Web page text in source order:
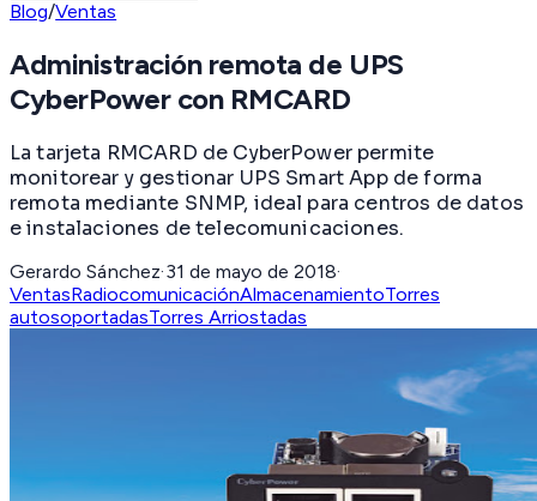
Blog/Ventas
Administración remota de UPS
CyberPower con RMCARD
La tarjeta RMCARD de CyberPower permite
monitorear y gestionar UPS Smart App de forma
remota mediante SNMP, ideal para centros de datos
e instalaciones de telecomunicaciones.
Gerardo Sánchez·31 de mayo de 2018·
VentasRadiocomunicaciónAlmacenamientoTorres
autosoportadasTorres Arriostadas